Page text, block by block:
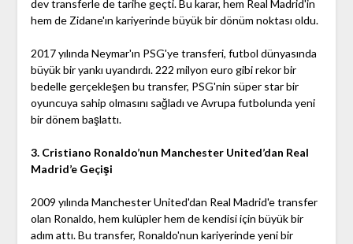
dev transferle de tarihe geçti. Bu karar, hem Real Madrid'in
hem de Zidane'ın kariyerinde büyük bir dönüm noktası oldu.
2017 yılında Neymar'ın PSG'ye transferi, futbol dünyasında
büyük bir yankı uyandırdı. 222 milyon euro gibi rekor bir
bedelle gerçekleşen bu transfer, PSG'nin süper star bir
oyuncuya sahip olmasını sağladı ve Avrupa futbolunda yeni
bir dönem başlattı.
3. Cristiano Ronaldo’nun Manchester United’dan Real
Madrid’e Geçişi
2009 yılında Manchester United'dan Real Madrid'e transfer
olan Ronaldo, hem kulüpler hem de kendisi için büyük bir
adım attı. Bu transfer, Ronaldo'nun kariyerinde yeni bir